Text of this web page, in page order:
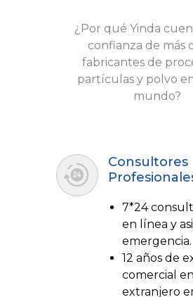
¿Por qué Yinda
confianza de más
fabricantes de
partículas y polvo
mundo?
Consultores
7*24
en línea y
emergencia.
12 años de
comercial
extranjero